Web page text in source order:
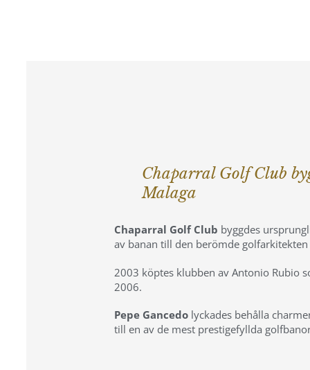
Chaparral Golf Club
Malaga
Chaparral Golf Club byggdes
av banan till den berömde
2003 köptes klubben av Antonio Rubio
2006.
Pepe Gancedolyckades behålla
till en av de mest prestigefyllda